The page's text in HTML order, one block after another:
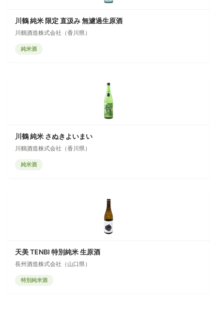
川鶴 純米 限定 直汲み 無濾過生原酒
川鶴酒造株式会社（香川県）
純米酒
川鶴 純米 さぬきよいまい
川鶴酒造株式会社（香川県）
純米酒
天美 TENBI 特別純米 生原酒
長州酒造株式会社（山口県）
特別純米酒